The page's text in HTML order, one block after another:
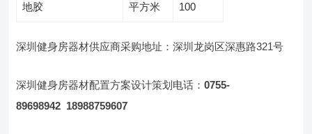
地胶 平方米 100
深圳健身房器材供应商采购地址：深圳龙岗区深惠路321号
深圳健身房器材配置方案设计策划电话：0755-
89698942 18988759607